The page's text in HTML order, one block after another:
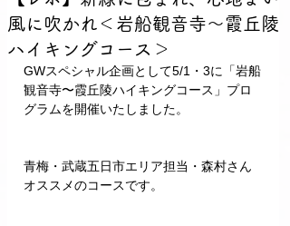
風に吹かれ＜岩船観音寺〜霞丘陵
ハイキングコース＞
GWスペシャル企画として5/1・3に「岩船
観音寺〜霞丘陵ハイキングコース」プロ
グラムを開催いたしました。
青梅・武蔵五日市エリア担当・森村さん
オススメのコースです。